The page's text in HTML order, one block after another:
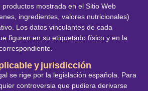
mostrada en el Sitio Web
ingredientes, valores nutricionales)
Los datos vinculantes de cada
figuren en su etiquetado físico y en la
y jurisdicción
se rige por la legislación española. Para
controversia que pudiera derivarse